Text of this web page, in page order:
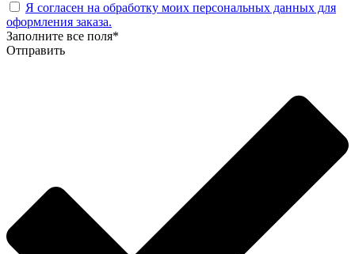
Я согласен на обработку моих персональных данных для
оформления заказа.
Заполните все поля*
Отправить